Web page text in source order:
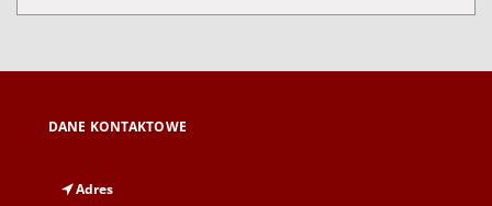
DANE KONTAKTOWE
Adres